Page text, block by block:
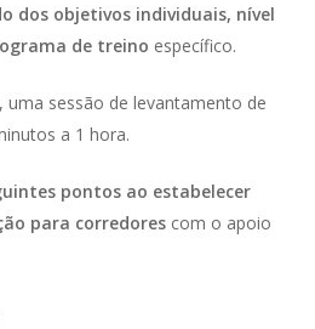
dos objetivos individuais, nível
de treino específico.
sessão de levantamento de
a 1 hora.
pontos ao estabelecer
para corredores com o apoio